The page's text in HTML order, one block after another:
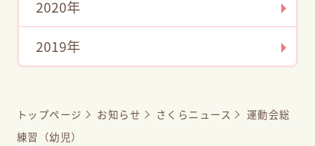
2020年
2019年
トップページ お知らせ さくらニュース
運動会総
練習（幼児）